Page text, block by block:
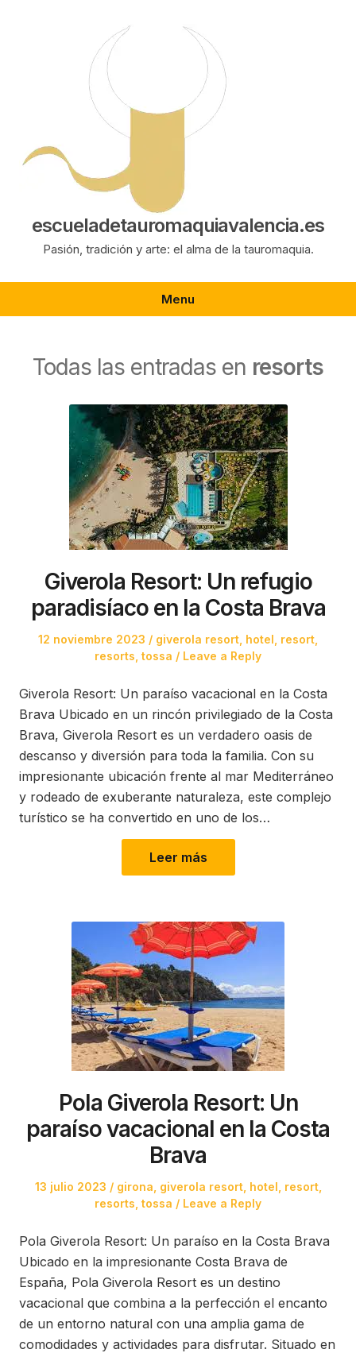
escueladetauromaquiavalencia.es
Pasión, tradición y arte: el alma de la tauromaquia.
Menu
Todas las entradas en resorts
Giverola Resort: Un refugio
paradisíaco en la Costa Brava
Posted
12 noviembre 2023
Posted
in
giverola resort hotel resort
resorts tossa Leave a Reply
Giverola Resort: Un paraíso vacacional en la Costa
Brava Ubicado en un rincón privilegiado de la Costa
Brava, Giverola Resort es un verdadero oasis de
descanso y diversión para toda la familia. Con su
impresionante ubicación frente al mar Mediterráneo
y rodeado de exuberante naturaleza, este complejo
turístico se ha convertido en uno de los…
Leer más
Pola Giverola Resort: Un
paraíso vacacional en la Costa
Brava
Posted
13 julio 2023
Posted
in
girona giverola resort, hotel resort,
resorts tossa Leave a Reply
Pola Giverola Resort: Un paraíso en la Costa Brava
Ubicado en la impresionante Costa Brava de
España, Pola Giverola Resort es un destino
vacacional que combina a la perfección el encanto
de un entorno natural con una amplia gama de
comodidades y actividades para disfrutar. Situado en